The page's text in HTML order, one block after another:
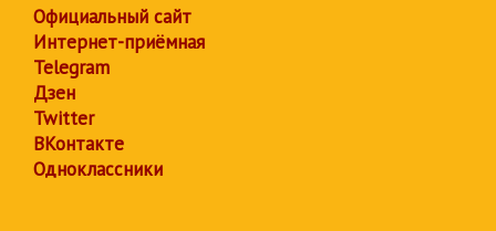
Официальный сайт
Интернет-приёмная
Telegram
Дзен
Twitter
ВКонтакте
Одноклассники